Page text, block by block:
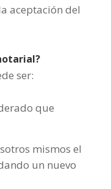
aceptación del
ser:
que
mismos el
un nuevo